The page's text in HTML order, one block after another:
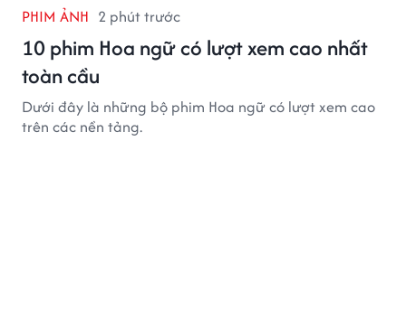
PHIM ẢNH 2 phút trước
10 phim Hoa ngữ có lượt xem cao nhất
toàn cầu
Dưới đây là những bộ phim Hoa ngữ có lượt xem cao
trên các nền tảng.